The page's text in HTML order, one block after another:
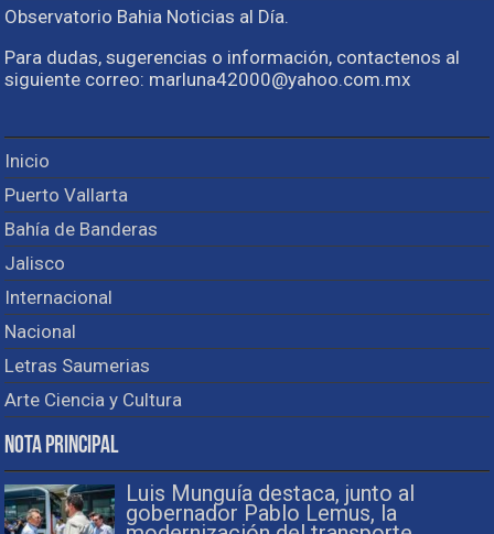
Observatorio Bahia Noticias al Día.
Para dudas, sugerencias o información, contactenos al
siguiente correo: marluna42000@yahoo.com.mx
Inicio
Puerto Vallarta
Bahía de Banderas
Jalisco
Internacional
Nacional
Letras Saumerias
Arte Ciencia y Cultura
Nota Principal
Luis Munguía destaca, junto al
gobernador Pablo Lemus, la